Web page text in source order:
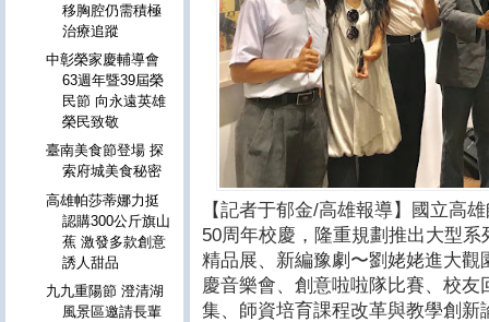
【記者于郁金/高雄報導】國立高
50周年校慶，隆重規劃推出大型
精品展、新編豫劇〜劉姥姥進大
慶音樂會、創意啦啦隊比賽、校
集、師資培育課程改革與教學創
移胸腔仍需積極
治療追蹤
中彰榮家慶輔導會
63週年暨39屆榮
民節 向永遠英雄
榮民致敬
臺南美食節登場 探
索府城美食秘密
高雄帕莎蒂娜力挺
認購300公斤旗山
蕉 激發多款創意
誘人甜品
九九重陽節 澄清湖
風景區邀請長輩